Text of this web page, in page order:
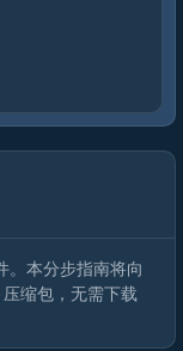
需安装）
。本分步指南将向
缩包，无需下载